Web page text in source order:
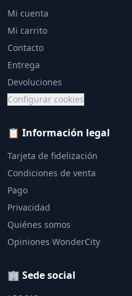
Mi cuenta
Mi carrito
Contacto
Entrega
Devoluciones
Configurar cookies
📋 Información legal
Tarjeta de fidelización
Condiciones de venta
Pago
Privacidad
Quiénes somos
Opiniones WonderCity
🏢 Sede social